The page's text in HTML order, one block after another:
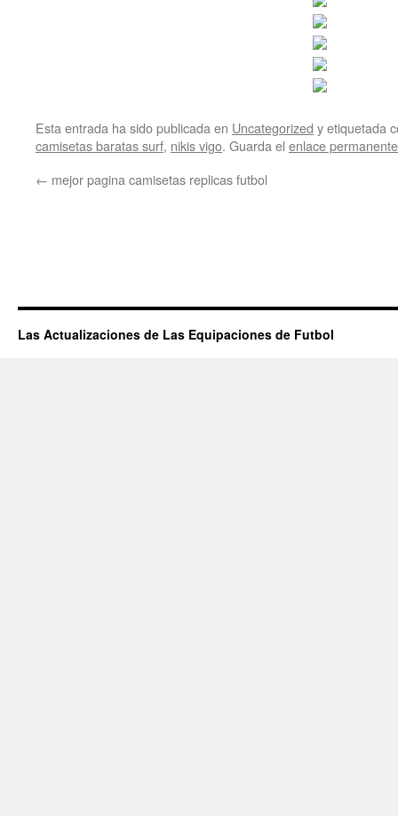
Esta entrada ha sido publicada en Uncategorized y etiquetada
camisetas baratas surf, nikis vigo. Guarda el enlace permanente
← mejor pagina camisetas replicas futbol
Las Actualizaciones de Las Equipaciones de Futbol